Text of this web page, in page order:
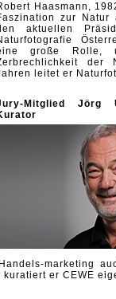
Haasmann,
zur
aktuellen
große Rolle,
der
leitet er
Mitglied Jörg
marketing
er CEWE